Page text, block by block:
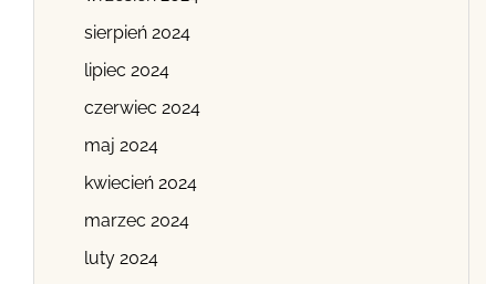
sierpień 2024
lipiec 2024
czerwiec 2024
maj 2024
kwiecień 2024
marzec 2024
luty 2024